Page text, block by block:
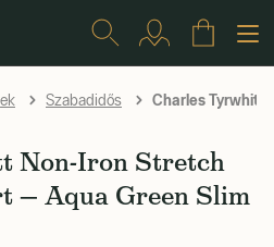
Szabadidős Charles Tyrwhitt
Non-Iron Stretch
— Aqua Green Slim